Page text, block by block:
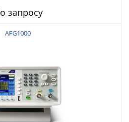
запросу
AFG1000